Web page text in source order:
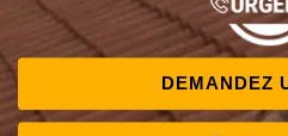
DEMANDEZ